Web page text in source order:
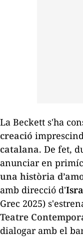
La Beckett s'ha
creació
catalana. De fet,
anunciar en
una història
amb direcció d'
Grec 2025)
Teatre
dialogar amb el